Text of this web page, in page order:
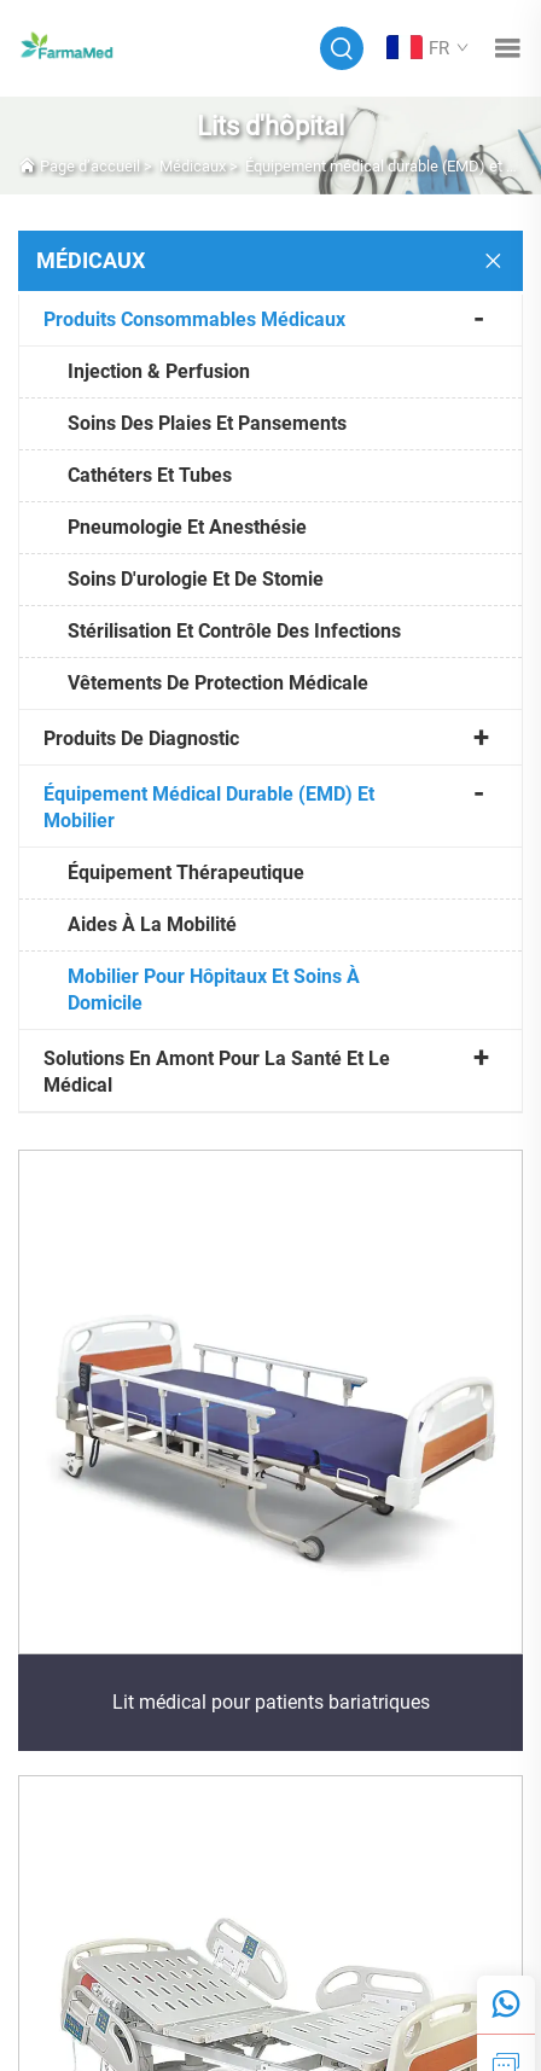
FR
Lits d'hôpital
Page d’accueil> Médicaux> Équipement médical durable (EMD) et mobilier
MÉDICAUX
Produits Consommables Médicaux
Injection & Perfusion
Soins Des Plaies Et Pansements
Cathéters Et Tubes
Pneumologie Et Anesthésie
Soins D'urologie Et De Stomie
Stérilisation Et Contrôle Des Infections
Vêtements De Protection Médicale
Produits De Diagnostic
Équipement Médical Durable (EMD) Et
Mobilier
Équipement Thérapeutique
Aides À La Mobilité
Mobilier Pour Hôpitaux Et Soins À
Domicile
Solutions En Amont Pour La Santé Et Le
Médical
Lit médical pour patients bariatriques